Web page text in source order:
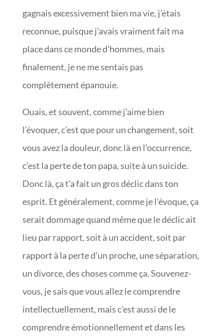
gagnais excessivement bien ma vie, j’étais
reconnue, puisque j’avais vraiment fait ma
place dans ce monde d’hommes, mais
finalement, je ne me sentais pas
complètement épanouie.
Ouais, et souvent, comme j’aime bien
l’évoquer, c’est que pour un changement, soit
vous avez la douleur, donc là en l’occurrence,
c’est la perte de ton papa, suite à un suicide.
Donc là, ça t’a fait un gros déclic dans ton
esprit. Et généralement, comme je l’évoque, ça
serait dommage quand même que le déclic ait
lieu par rapport, soit à un accident, soit par
rapport à la perte d’un proche, une séparation,
un divorce, des choses comme ça. Souvenez-
vous, je sais que vous allez le comprendre
intellectuellement, mais c’est aussi de le
comprendre émotionnellement et dans les